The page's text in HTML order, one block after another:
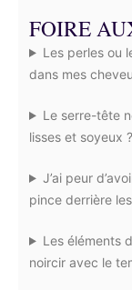
FOIRE
Les perles ou
dans mes
Le serre-tête
lisses et soyeux ?
J’ai peur
pince derrière
Les éléments
noircir avec le